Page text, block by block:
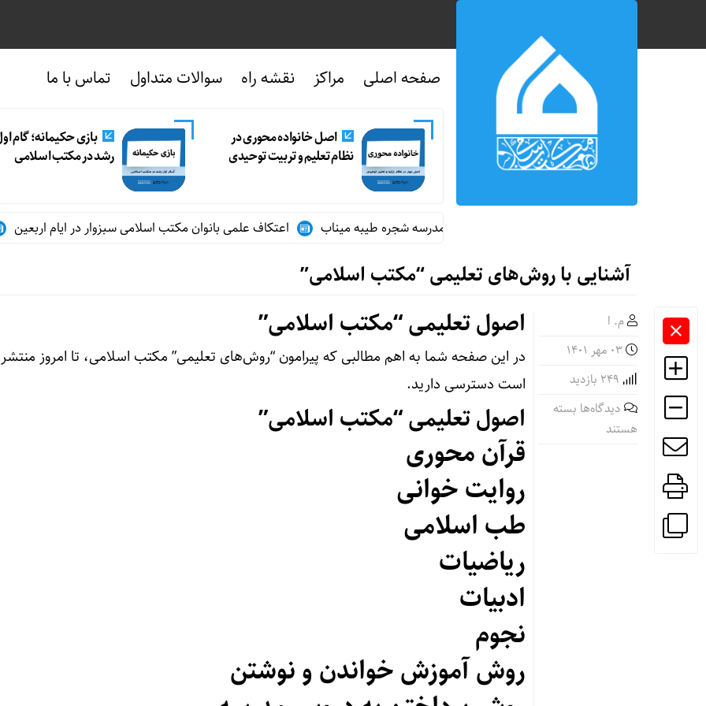
صفحه اصلی مراکز نقشه راه سوالات متداول تماس با ما
اصل خانواده محوری در
نظام تعلیم و تربیت توحیدی
بازی حکیمانه؛ گام
رشد در مکتب اسلامی
اعتکاف علمی بانوان مکتب اسلامی سبزوار در ایام اربعین
آشنایی با روش‌های تعلیمی “مکتب اسلامی”
م. ا
دیدگاه‌ها برای
بسته
هستند
اصول تعلیمی “مکتب اسلامی”
در این صفحه شما به اهم مطالبی که پیرامون “روش‌های تعلیمی” مکتب اسلامی، تا امروز
است دسترسی دارید.
اصول تعلیمی “مکتب اسلامی”
قرآن محوری
روایت خوانی
طب اسلامی
ریاضیات
ادبیات
نجوم
روش آموزش خواندن و نوشتن